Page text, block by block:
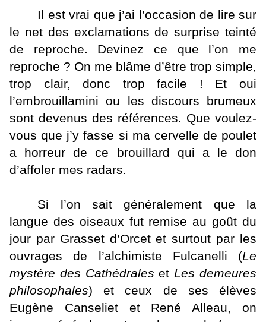
Il est vrai que j’ai l’occasion de lire sur
le net des exclamations de surprise teinté
de reproche. Devinez ce que l’on me
reproche ? On me blâme d’être trop simple,
trop clair, donc trop facile ! Et oui
l’embrouillamini ou les discours brumeux
sont devenus des références. Que voulez-
vous que j’y fasse si ma cervelle de poulet
a horreur de ce brouillard qui a le don
d’affoler mes radars.
Si l’on sait généralement que la
langue des oiseaux fut remise au goût du
jour par Grasset d’Orcet et surtout par les
ouvrages de l’alchimiste Fulcanelli (Le
mystère des Cathédrales etLes demeures
philosophales) et ceux de ses élèves
Eugène Canseliet et René Alleau, on